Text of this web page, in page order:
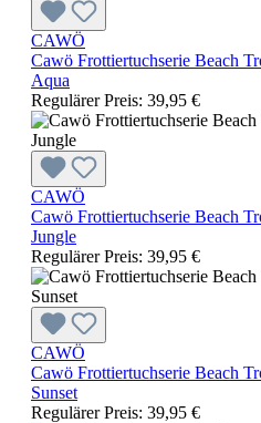
CAWÖ
Cawö Frottiertuchserie Beach
Aqua
Regulärer Preis: 39,95 €
CAWÖ
Cawö Frottiertuchserie Beach
Jungle
Regulärer Preis: 39,95 €
CAWÖ
Cawö Frottiertuchserie Beach
Sunset
Regulärer Preis: 39,95 €